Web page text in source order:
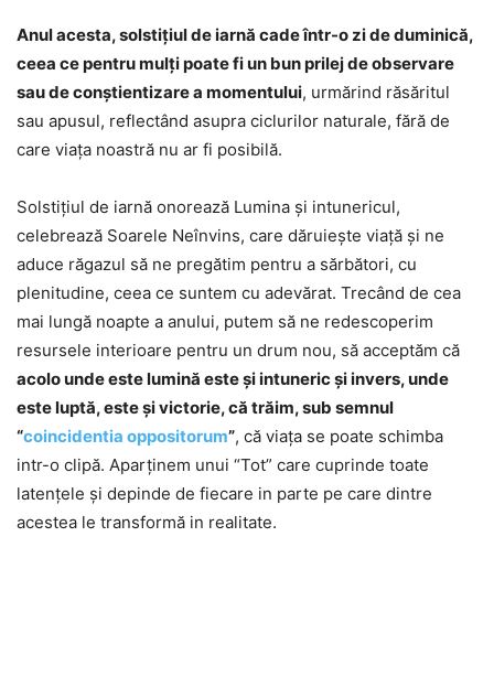
Anul acesta, solstițiul de iarnă cade într-o zi de duminică,
ceea ce pentru mulți poate fi un bun prilej de observare
sau de conștientizare a momentului, urmărind răsăritul
sau apusul, reflectând asupra ciclurilor naturale, fără de
care viaţa noastră nu ar fi posibilă.
Solstiţiul de iarnă onorează Lumina şi intunericul,
celebrează Soarele Neînvins, care dăruieşte viaţă şi ne
aduce răgazul să ne pregătim pentru a sărbători, cu
plenitudine, ceea ce suntem cu adevărat. Trecând de cea
mai lungă noapte a anului, putem să ne redescoperim
resursele interioare pentru un drum nou, să acceptăm că
acolo unde este lumină este şi intuneric şi invers, unde
este luptă, este şi victorie, că trăim, sub semnul
“coincidentia oppositorum”, că viaţa se poate schimba
intr-o clipă. Aparţinem unui “Tot” care cuprinde toate
latenţele şi depinde de fiecare in parte pe care dintre
acestea le transformă in realitate.